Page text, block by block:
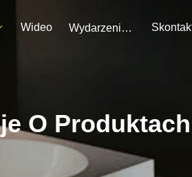
Wideo Wydarzenia
O Produktach